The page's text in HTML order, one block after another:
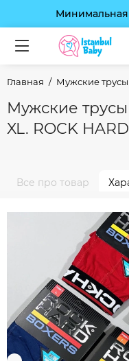
Минимальная
Главная Мужские
Мужские
XL. ROCK
Все про товар